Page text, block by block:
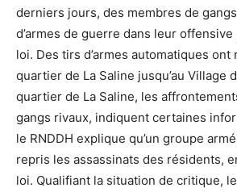
derniers jours, des membres de
d’armes de guerre dans leur
loi. Des tirs d’armes automatiques
quartier de La Saline jusqu’au Village
quartier de La Saline, les
gangs rivaux, indiquent certaines
le RNDDH explique qu’un groupe
repris les assassinats des résidents,
loi. Qualifiant la situation de critique,